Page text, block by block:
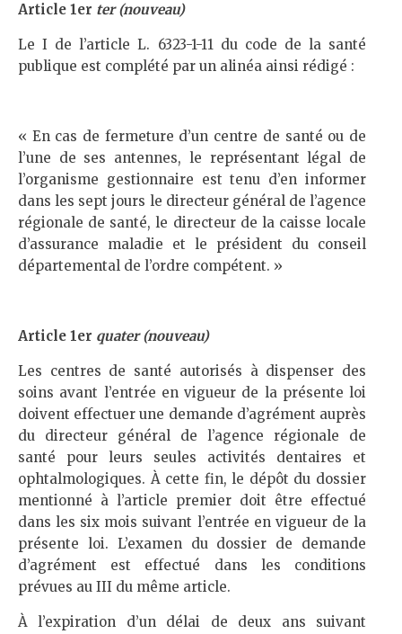
Article 1er ter (nouveau)
Le I de l’article L. 6323-1-11 du code de la santé
publique est complété par un alinéa ainsi rédigé :
« En cas de fermeture d’un centre de santé ou de
l’une de ses antennes, le représentant légal de
l’organisme gestionnaire est tenu d’en informer
dans les sept jours le directeur général de l’agence
régionale de santé, le directeur de la caisse locale
d’assurance maladie et le président du conseil
départemental de l’ordre compétent. »
Article 1er quater (nouveau)
Les centres de santé autorisés à dispenser des
soins avant l’entrée en vigueur de la présente loi
doivent effectuer une demande d’agrément auprès
du directeur général de l’agence régionale de
santé pour leurs seules activités dentaires et
ophtalmologiques. À cette fin, le dépôt du dossier
mentionné à l’article premier doit être effectué
dans les six mois suivant l’entrée en vigueur de la
présente loi. L’examen du dossier de demande
d’agrément est effectué dans les conditions
prévues au III du même article.
À l’expiration d’un délai de deux ans suivant